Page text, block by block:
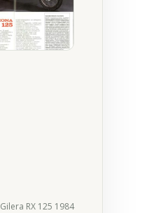
Gilera RX 125 1984